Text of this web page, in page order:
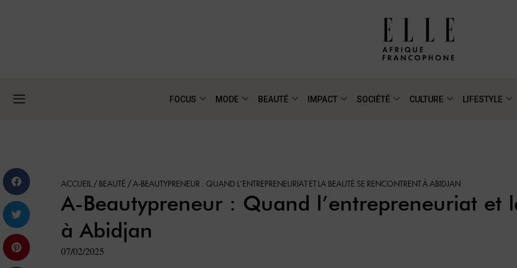
FOCUS MODE BEAUTÉ IMPACT SOCIÉTÉ CULTURE LIFESTYLE
ACCUEIL / BEAUTÉ / A-BEAUTYPRENEUR : QUAND L’ENTREPRENEURIAT ET LA BEAUTÉ SE RENCONTRENT À ABIDJAN
A-Beautypreneur : Quand l’entrepreneuriat et
à Abidjan
07/02/2025